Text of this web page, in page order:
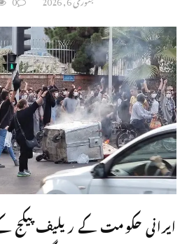
ایرانی حکومت کے ریلیف پیکج